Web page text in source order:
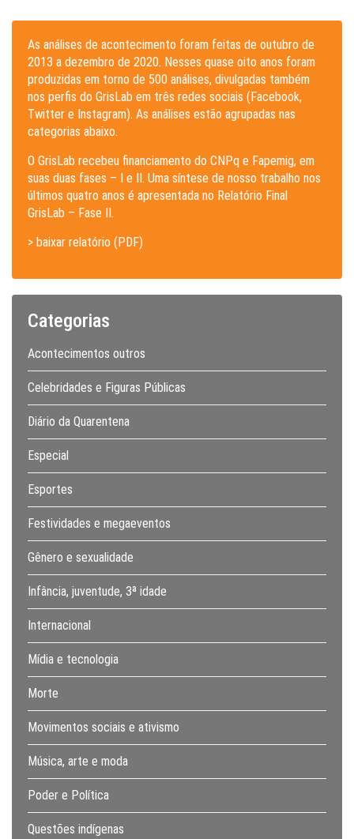
As análises de acontecimento foram feitas de outubro de
2013 a dezembro de 2020. Nesses quase oito anos foram
produzidas em torno de 500 análises, divulgadas também
nos perfis do GrisLab em três redes sociais (Facebook,
Twitter e Instagram). As análises estão agrupadas nas
categorias abaixo.
O GrisLab recebeu financiamento do CNPq e Fapemig, em
suas duas fases – I e II. Uma síntese de nosso trabalho nos
últimos quatro anos é apresentada no Relatório Final
GrisLab – Fase II.
> baixar relatório (PDF)
Categorias
Acontecimentos outros
Celebridades e Figuras Públicas
Diário da Quarentena
Especial
Esportes
Festividades e megaeventos
Gênero e sexualidade
Infância, juventude, 3ª idade
Internacional
Mídia e tecnologia
Morte
Movimentos sociais e ativismo
Música, arte e moda
Poder e Política
Questões indígenas